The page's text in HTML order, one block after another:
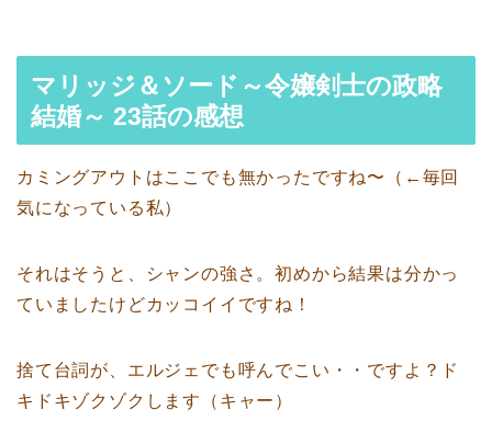
マリッジ＆ソード～令嬢剣士の政略
結婚～ 23話の感想
カミングアウトはここでも無かったですね〜（←毎回
気になっている私）
それはそうと、シャンの強さ。初めから結果は分かっ
ていましたけどカッコイイですね！
捨て台詞が、エルジェでも呼んでこい・・ですよ？ド
キドキゾクゾクします（キャー）